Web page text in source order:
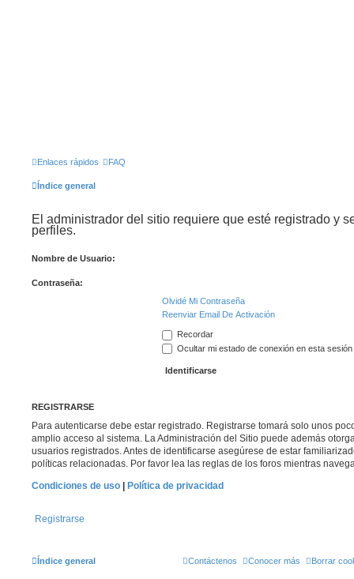
Enlaces rápidos FAQ
Índice general
El administrador del sitio requiere que esté registrado y
perfiles.
Nombre de Usuario:
Contraseña:
Olvidé Mi Contraseña
Reenviar Email De Activación
Recordar
Ocultar mi estado de conexión en esta sesión
REGISTRARSE
Para autenticarse debe estar registrado. Registrarse tomará solo unos
amplio acceso al sistema. La Administración del Sitio puede además
usuarios registrados. Antes de identificarse asegúrese de estar
políticas relacionadas. Por favor lea las reglas de los foros mientras
Condiciones de uso | Política de privacidad
Registrarse
Índice general Borrar
Conocer más
Contáctenos